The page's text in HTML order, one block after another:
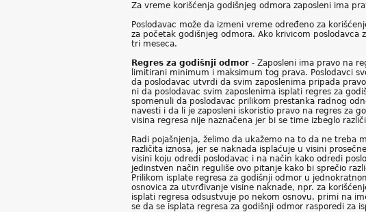
Za vreme korišćenja godišnjeg odmora zaposleni ima
Poslodavac može da izmeni vreme određeno za
za početak godišnjeg odmora. Ako krivicom
tri meseca.
Regres za godišnji odmor - Zaposleni ima pravo na
limitirani minimum i maksimum tog prava. Poslodavci
da poslodavac utvrdi da svim zaposlenima pripada
ni da poslodavac svim zaposlenima isplati regres za
spomenuli da poslodavac prilikom prestanka radnog
navesti i da li je zaposleni iskoristio pravo na regres za
visina regresa nije naznačena jer bi se time izbeglo
Radi pojašnjenja, želimo da ukažemo na to da ne treba
različita iznosa, jer se naknada isplaćuje u visini
visini koju odredi poslodavac i na način kako odredi
jedinstven način reguliše ovo pitanje kako bi sprečio
Prilikom isplate regresa za godišnji odmor u
osnovica za utvrđivanje visine naknade, npr. za
isplati regresa odsustvuje po nekom osnovu, primi na
se da se isplata regresa za godišnji odmor rasporedi za